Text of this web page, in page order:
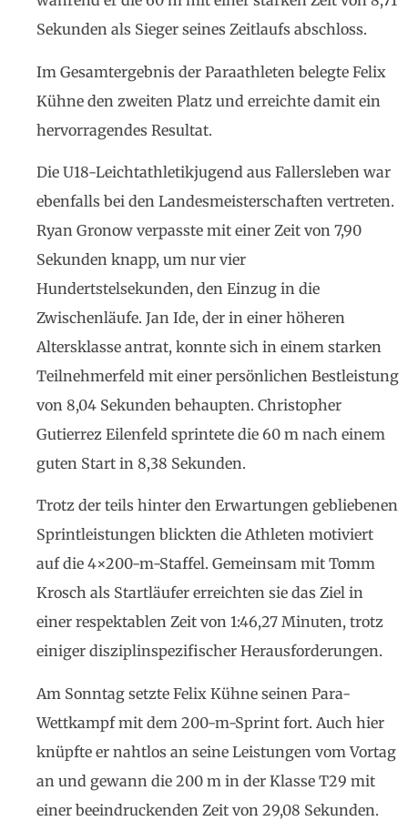
Sekunden als Sieger seines Zeitlaufs abschloss.
Im Gesamtergebnis der Paraathleten belegte Felix
Kühne den zweiten Platz und erreichte damit ein
hervorragendes Resultat.
Die U18-Leichtathletikjugend aus Fallersleben war
ebenfalls bei den Landesmeisterschaften vertreten.
Ryan Gronow verpasste mit einer Zeit von 7,90
Sekunden knapp, um nur vier
Hundertstelsekunden, den Einzug in die
Zwischenläufe. Jan Ide, der in einer höheren
Altersklasse antrat, konnte sich in einem starken
Teilnehmerfeld mit einer persönlichen Bestleistung
von 8,04 Sekunden behaupten. Christopher
Gutierrez Eilenfeld sprintete die 60 m nach einem
guten Start in 8,38 Sekunden.
Trotz der teils hinter den Erwartungen gebliebenen
Sprintleistungen blickten die Athleten motiviert
auf die 4×200-m-Staffel. Gemeinsam mit Tomm
Krosch als Startläufer erreichten sie das Ziel in
einer respektablen Zeit von 1:46,27 Minuten, trotz
einiger disziplinspezifischer Herausforderungen.
Am Sonntag setzte Felix Kühne seinen Para-
Wettkampf mit dem 200-m-Sprint fort. Auch hier
knüpfte er nahtlos an seine Leistungen vom Vortag
an und gewann die 200 m in der Klasse T29 mit
einer beeindruckenden Zeit von 29,08 Sekunden.